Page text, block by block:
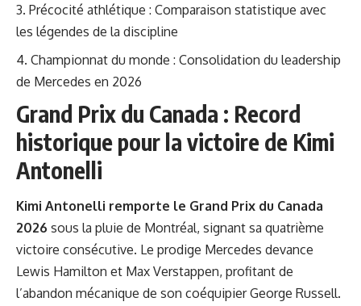
Précocité athlétique : Comparaison statistique avec
les légendes de la discipline
Championnat du monde : Consolidation du leadership
de Mercedes en 2026
Grand Prix du Canada : Record
historique pour la victoire de Kimi
Antonelli
Kimi Antonelli remporte le Grand Prix du Canada
2026 sous la pluie de Montréal, signant sa quatrième
victoire consécutive. Le prodige Mercedes devance
Lewis Hamilton et Max Verstappen, profitant de
l’abandon mécanique de son coéquipier George Russell.